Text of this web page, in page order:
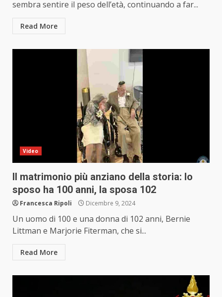
sembra sentire il peso dell’età, continuando a far...
Read More
Video
Il matrimonio più anziano della storia: lo
sposo ha 100 anni, la sposa 102
Francesca Ripoli Dicembre 9, 2024
Un uomo di 100 e una donna di 102 anni, Bernie
Littman e Marjorie Fiterman, che si...
Read More